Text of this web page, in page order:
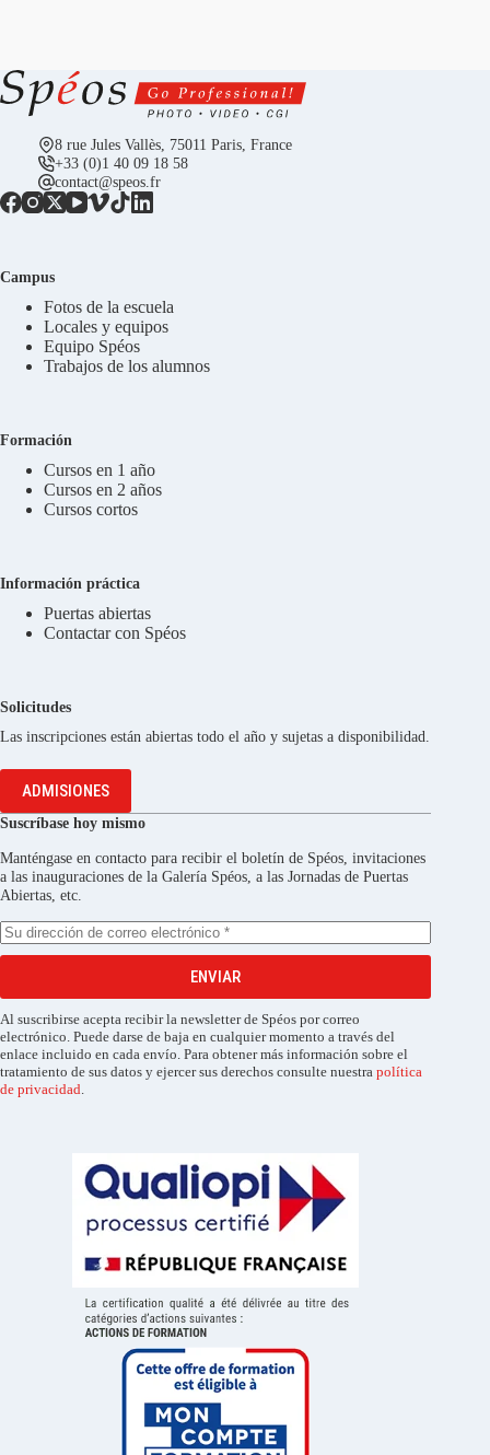
8 rue Jules Vallès, 75011 Paris, France
+33 (0)1 40 09 18 58
contact@speos.fr
Campus
Fotos de la escuela
Locales y equipos
Equipo Spéos
Trabajos de los alumnos
Formación
Cursos en 1 año
Cursos en 2 años
Cursos cortos
Información práctica
Puertas abiertas
Contactar con Spéos
Solicitudes
Las inscripciones están abiertas todo el año y sujetas a disponibilidad.
ADMISIONES
Suscríbase hoy mismo
Manténgase en contacto para recibir el boletín de Spéos, invitaciones
a las inauguraciones de la Galería Spéos, a las Jornadas de Puertas
Abiertas, etc.
ENVIAR
Al suscribirse acepta recibir la newsletter de Spéos por correo
electrónico. Puede darse de baja en cualquier momento a través del
enlace incluido en cada envío. Para obtener más información sobre el
tratamiento de sus datos y ejercer sus derechos consulte nuestra política
de privacidad.